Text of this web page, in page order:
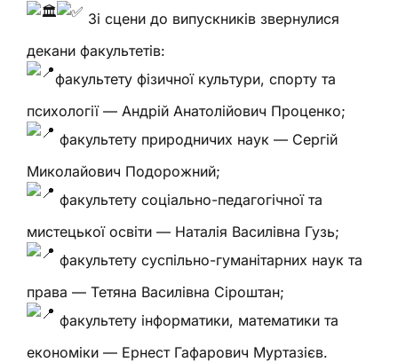
Зі сцени до випускників звернулися
декани факультетів:
факультету фізичної культури, спорту та
психології — Андрій Анатолійович Проценко;
факультету природничих наук — Сергій
Миколайович Подорожний;
факультету соціально-педагогічної та
мистецької освіти — Наталія Василівна Гузь;
факультету суспільно-гуманітарних наук та
права — Тетяна Василівна Сіроштан;
факультету інформатики, математики та
економіки — Ернест Гафарович Муртазієв.